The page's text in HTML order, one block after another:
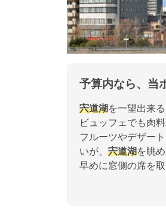
予算内なら、当
宍道湖を一望出来
ビュッフェでも肉
フルーツやデザー
いが、 宍道湖を眺
早めに窓側の席を